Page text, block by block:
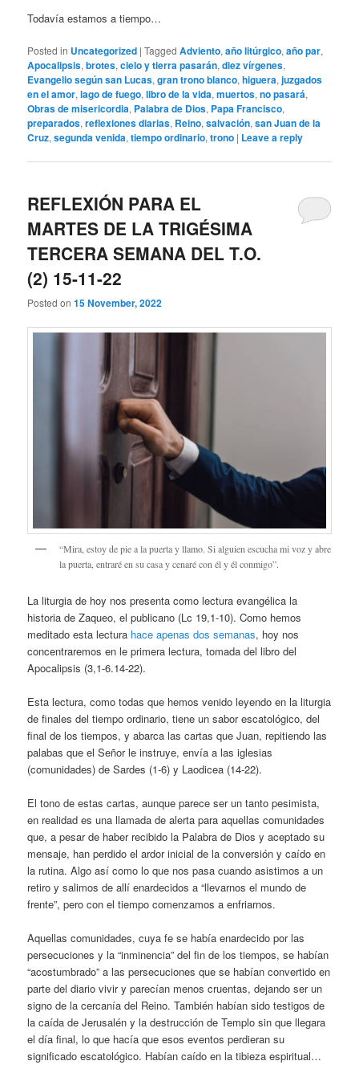
Todavía estamos a tiempo…
Posted in Uncategorized |Tagged Adviento,año litúrgico,año par,
Apocalipsis,brotes,cielo y tierra pasarán,diez vírgenes,
Evangelio según san Lucas,gran trono blanco,higuera,juzgados
en el amor,lago de fuego,libro de la vida,muertos,no pasará,
Obras de misericordia, Palabra de Dios, Papa Francisco,
preparados,reflexiones diarias, Reino,salvación,san Juan de la
Cruz,segunda venida,tiempo ordinario,trono | Leave a reply
REFLEXIÓN PARA EL
MARTES DE LA TRIGÉSIMA
TERCERA SEMANA DEL T.O.
(2) 15-11-22
Posted on15 November, 2022
“Mira, estoy de pie a la puerta y llamo. Si alguien escucha mi voz y abre
la puerta, entraré en su casa y cenaré con él y él conmigo”.
La liturgia de hoy nos presenta como lectura evangélica la
historia de Zaqueo, el publicano (Lc 19,1-10). Como hemos
meditado esta lectura hace apenas dos semanas, hoy nos
concentraremos en le primera lectura, tomada del libro del
Apocalipsis (3,1-6.14-22).
Esta lectura, como todas que hemos venido leyendo en la liturgia
de finales del tiempo ordinario, tiene un sabor escatológico, del
final de los tiempos, y abarca las cartas que Juan, repitiendo las
palabas que el Señor le instruye, envía a las iglesias
(comunidades) de Sardes (1-6) y Laodicea (14-22).
El tono de estas cartas, aunque parece ser un tanto pesimista,
en realidad es una llamada de alerta para aquellas comunidades
que, a pesar de haber recibido la Palabra de Dios y aceptado su
mensaje, han perdido el ardor inicial de la conversión y caído en
la rutina. Algo así como lo que nos pasa cuando asistimos a un
retiro y salimos de allí enardecidos a “llevarnos el mundo de
frente”, pero con el tiempo comenzamos a enfriarnos.
Aquellas comunidades, cuya fe se había enardecido por las
persecuciones y la “inminencia” del fin de los tiempos, se habían
“acostumbrado” a las persecuciones que se habían convertido en
parte del diario vivir y parecían menos cruentas, dejando ser un
signo de la cercanía del Reino. También habían sido testigos de
la caída de Jerusalén y la destrucción de Templo sin que llegara
el día final, lo que hacía que esos eventos perdieran su
significado escatológico. Habían caído en la tibieza espiritual…